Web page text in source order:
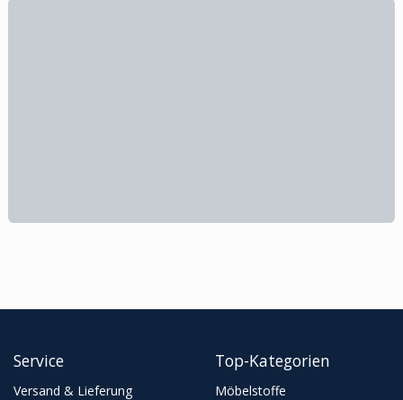
Service
Versand & Lieferung
Top-Kategorien
Möbelstoffe